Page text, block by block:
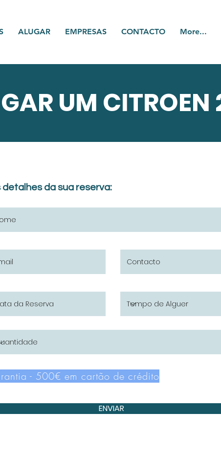
ALUGAR EMPRESAS CONTACTO More...
UM CITROEN
detalhes da sua reserva:
- 500€ em cartão de crédito
ENVIAR